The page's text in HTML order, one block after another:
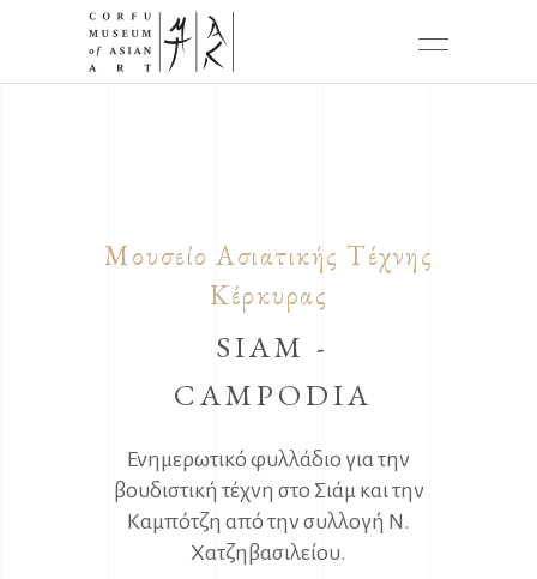
Μουσείο Ασιατικής Τέχνης
Κέρκυρας
SIAM -
CAMPODIA
Ενημερωτικό φυλλάδιο για την
βουδιστική τέχνη στο Σιάμ και την
Καμπότζη από την συλλογή Ν.
Χατζηβασιλείου.